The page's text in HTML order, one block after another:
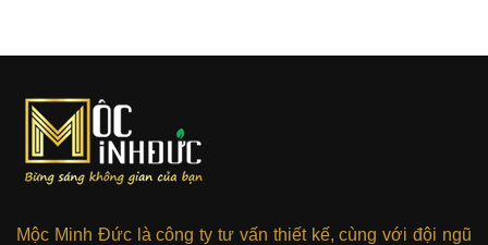
Mộc Minh Đức là công ty tư vấn thiết kế, cùng với đội ngũ